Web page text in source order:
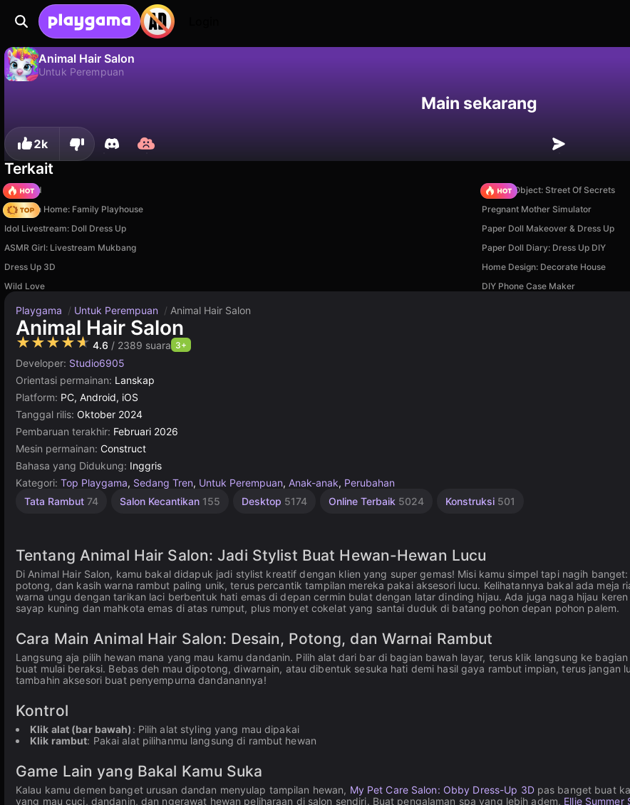
Animal Hair Salon
Untuk Perempuan
Main sekarang
2k
Terkait
TB World
Hidden Object: Street Of Secrets
My Town Home: Family Playhouse
Pregnant Mother Simulator
Idol Livestream: Doll Dress Up
Paper Doll Makeover & Dress Up
ASMR Girl: Livestream Mukbang
Paper Doll Diary: Dress Up DIY
Dress Up 3D
Home Design: Decorate House
Wild Love
DIY Phone Case Maker
Playgama / Untuk Perempuan / Animal Hair Salon
Animal Hair Salon
★★★★★ 4.6 / 2389 suara 3+
Developer: Studio6905
Orientasi permainan: Lanskap
Platform: PC, Android, iOS
Tanggal rilis: Oktober 2024
Pembaruan terakhir: Februari 2026
Mesin permainan: Construct
Bahasa yang Didukung: Inggris
Kategori: Top Playgama, Sedang Tren, Untuk Perempuan, Anak-anak, Perubahan
Tata Rambut 74 Salon Kecantikan 155 Desktop 5174 Online Terbaik 5024 Konstruksi 501
Tentang Animal Hair Salon: Jadi Stylist Buat Hewan-Hewan Lucu
Di Animal Hair Salon, kamu bakal didapuk jadi stylist kreatif dengan klien yang super gemas! Misi kamu simpel tapi nagih banget:
potong, dan kasih warna rambut paling unik, terus percantik tampilan mereka pakai aksesori lucu. Kelihatannya bakal ada meja
warna ungu dengan tarikan laci berbentuk hati emas di depan cermin bulat dengan latar dinding hijau. Ada juga naga hijau
sayap kuning dan mahkota emas di atas rumput, plus monyet cokelat yang santai duduk di batang pohon depan pohon palem.
Cara Main Animal Hair Salon: Desain, Potong, dan Warnai Rambut
Langsung aja pilih hewan mana yang mau kamu dandanin. Pilih alat dari bar di bagian bawah layar, terus klik langsung ke
buat mulai beraksi. Bebas deh mau dipotong, diwarnain, atau dibentuk sesuka hati demi hasil gaya rambut impian, terus jangan
tambahin aksesori buat penyempurna dandanannya!
Kontrol
Klik alat (bar bawah): Pilih alat styling yang mau dipakai
Klik rambut: Pakai alat pilihanmu langsung di rambut hewan
Game Lain yang Bakal Kamu Suka
Kalau kamu demen banget urusan dandan menyulap tampilan hewan, My Pet Care Salon: Obby Dress-Up 3Dpas banget buat
yang mau cuci, dandanin, dan ngerawat hewan peliharaan di salon sendiri. Buat pengalaman spa yang lebih adem, Ellie Summer